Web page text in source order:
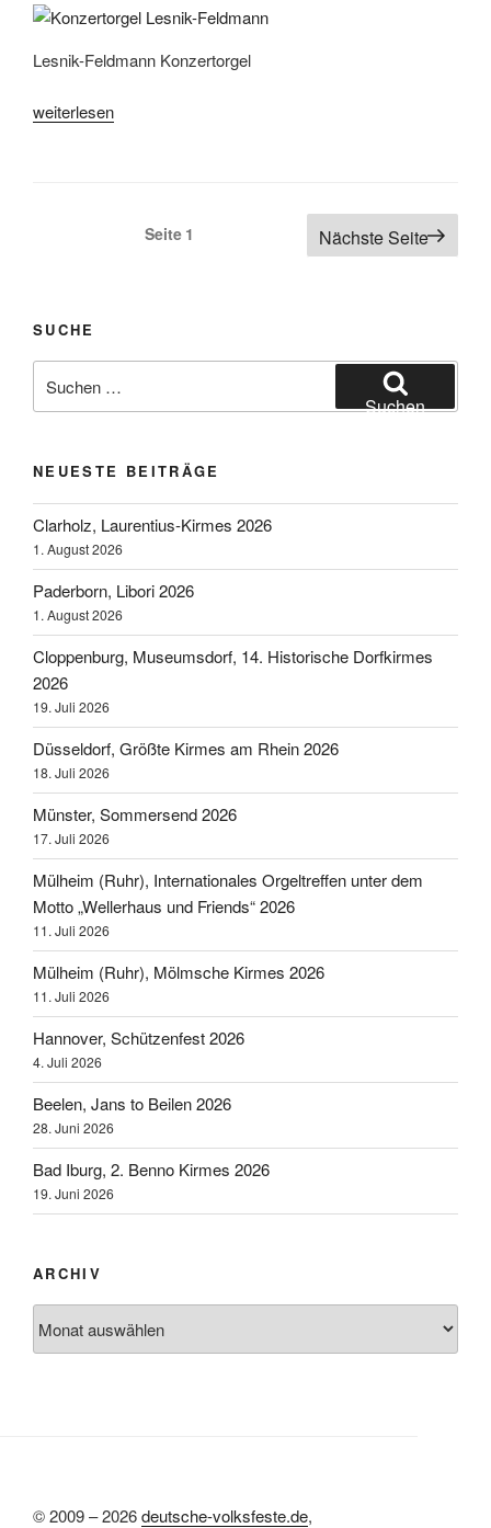
Lesnik-Feldmann Konzertorgel
„Kirmesorgel
weiterlesen
Seitennummerierung
Seite 1 Nächste Seite
SUCHE
nach:
Suchen
NEUESTE BEITRÄGE
Clarholz, Laurentius-Kirmes 2026
1. August 2026
Paderborn, Libori 2026
1. August 2026
Cloppenburg, Museumsdorf, 14. Historische Dorfkirmes
2026
19. Juli 2026
Düsseldorf, Größte Kirmes am Rhein 2026
18. Juli 2026
Münster, Sommersend 2026
17. Juli 2026
Mülheim (Ruhr), Internationales Orgeltreffen unter dem
Motto „Wellerhaus und Friends“ 2026
11. Juli 2026
Mülheim (Ruhr), Mölmsche Kirmes 2026
11. Juli 2026
Hannover, Schützenfest 2026
4. Juli 2026
Beelen, Jans to Beilen 2026
28. Juni 2026
Bad Iburg, 2. Benno Kirmes 2026
19. Juni 2026
ARCHIV
© 2009 – 2026deutsche-volksfeste.de,